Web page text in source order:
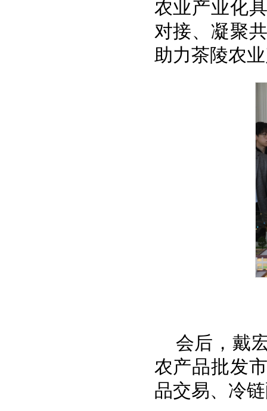
农业产业化
对接、凝聚
助力茶陵农
会后，戴
农产品批发
品交易、冷